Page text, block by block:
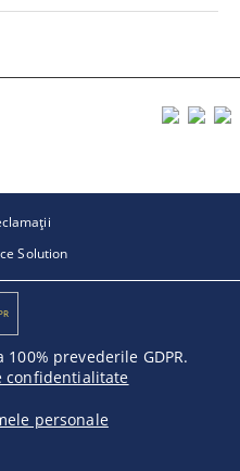
Solution
prevederile GDPR.
confidentialitate
personale